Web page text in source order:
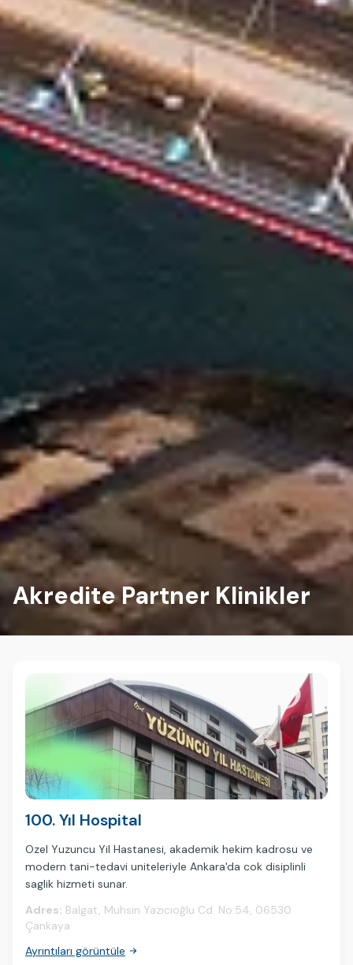
Akredite Partner Klinikler
100. Yıl Hospital
Ozel Yuzuncu Yil Hastanesi, akademik hekim kadrosu ve
modern tani-tedavi uniteleriyle Ankara'da cok disiplinli
saglik hizmeti sunar.
Adres: Balgat, Muhsin Yazıcıoğlu Cd. No:54, 06530
Çankaya
Ayrıntıları görüntüle